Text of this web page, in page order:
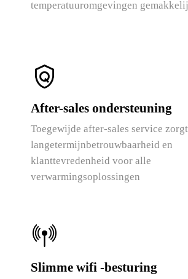
temperatuuromgevingen
After-sales ondersteuning
Toegewijde after-sales service
langetermijnbetrouwbaarheid en
klanttevredenheid voor alle
verwarmingsoplossingen
Slimme wifi -besturing